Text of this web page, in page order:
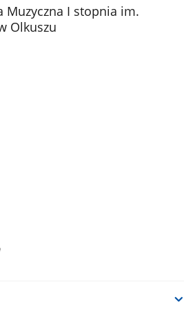
Muzyczna I stopnia im.
Olkuszu